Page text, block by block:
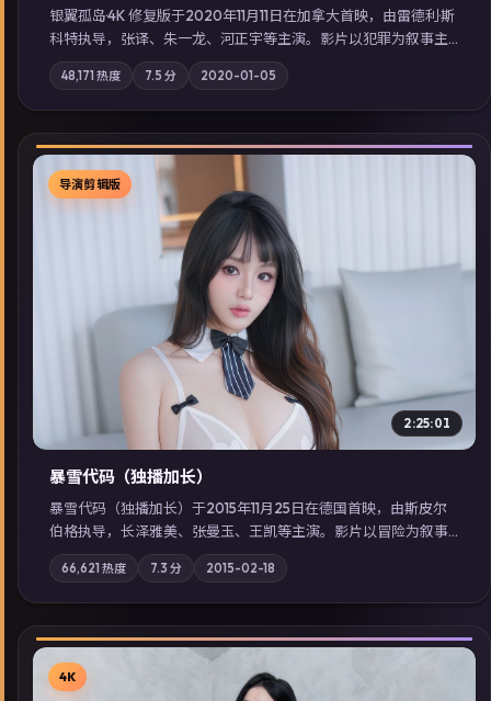
银翼孤岛·4K 修复版于2020年11月11日在加拿大首映，由雷德利·斯
科特执导，张译、朱一龙、河正宇等主演。影片以犯罪为叙事主
轴，边境小镇的平静被一封匿名信彻底打破；摄影与配乐强化地
域气质；站内亦可通过「国产免费观看高清电视剧在线看」延展
检索同类型高分佳作，畅享高清在线追剧体验。
48,171 热度 7.5 分 2020-01-05
▶
导演剪辑版
2:25:01
暴雪代码（独播加长）
暴雪代码（独播加长）于2015年11月25日在德国首映，由斯皮尔
伯格执导，长泽雅美、张曼玉、王凯等主演。影片以冒险为叙事
主轴，亲情与职责必须在倒计时结束前做出抉择；摄影与配乐强
化地域气质；站内亦可通过「国产免费观看高清电视剧在线看」
延展检索同类型高分佳作，畅享高清在线追剧体验。
66,621 热度 7.3 分 2015-02-18
4K